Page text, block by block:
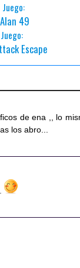
49
Escape
de ena ,, lo
los abro...